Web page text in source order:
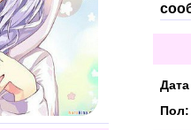
На проверке
Отправить
Пол: